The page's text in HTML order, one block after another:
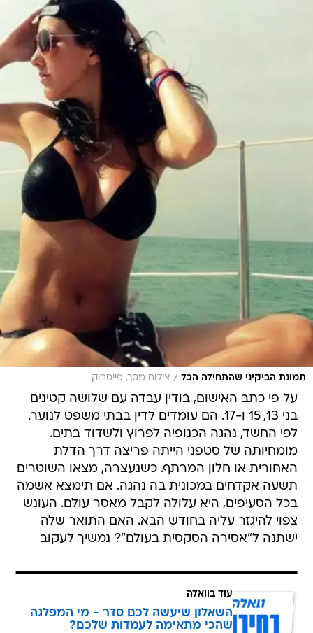
תמונת הביקיני שהתחילה הכל / צילום מסך, פייסבוק
על פי כתב האישום, בודין עבדה עם שלושה קטינים
בני 13, 15 ו-17. הם עומדים לדין בבתי משפט לנוער.
לפי החשד, נהגה הכנופיה לפרוץ ולשדוד בתים.
מומחיותה של סטפני הייתה פריצה דרך הדלת
האחורית או חלון המרתף. כשנעצרה, מצאו השוטרים
תשעה אקדחים במכונית בה נהגה. אם תימצא אשמה
בכל הסעיפים, היא עלולה לקבל מאסר עולם. העונש
צפוי להיגזר עליה בחודש הבא. האם התואר שלה
ישתנה ל"אסירה הסקסית בעולם"? נמשיך לעקוב
עוד בוואלה
השאלון שיעשה לכם סדר - מי המפלגה
שהכי מתאימה לעמדות שלכם?